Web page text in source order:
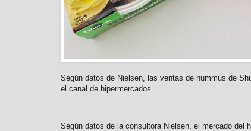
Según datos de Nielsen, las ventas de hummus de
el canal de hipermercados
Según datos de la consultora Nielsen, el mercado